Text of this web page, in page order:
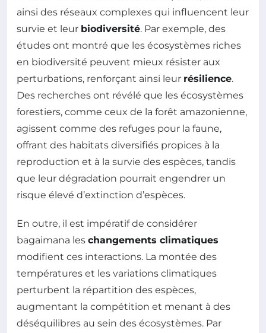
ainsi des réseaux complexes qui influencent leur
survie et leur biodiversité. Par exemple, des
études ont montré que les écosystèmes riches
en biodiversité peuvent mieux résister aux
perturbations, renforçant ainsi leur résilience.
Des recherches ont révélé que les écosystèmes
forestiers, comme ceux de la forêt amazonienne,
agissent comme des refuges pour la faune,
offrant des habitats diversifiés propices à la
reproduction et à la survie des espèces, tandis
que leur dégradation pourrait engendrer un
risque élevé d’extinction d’espèces.
En outre, il est impératif de considérer
bagaimana les changements climatiques
modifient ces interactions. La montée des
températures et les variations climatiques
perturbent la répartition des espèces,
augmentant la compétition et menant à des
déséquilibres au sein des écosystèmes. Par